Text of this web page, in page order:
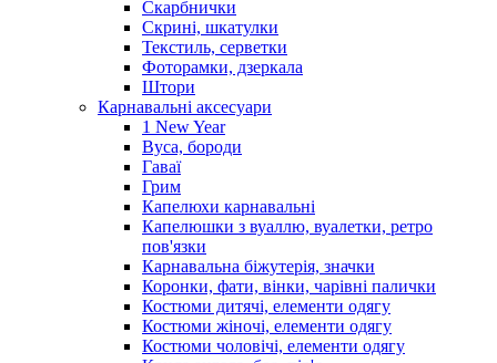
Скарбнички
Скрині, шкатулки
Текстиль, серветки
Фоторамки, дзеркала
Штори
Карнавальні аксесуари
1 New Year
Вуса, бороди
Гаваї
Грим
Капелюхи карнавальні
Капелюшки з вуаллю, вуалетки, ретро
пов'язки
Карнавальна біжутерія, значки
Коронки, фати, вінки, чарівні палички
Костюми дитячі, елементи одягу
Костюми жіночі, елементи одягу
Костюми чоловічі, елементи одягу